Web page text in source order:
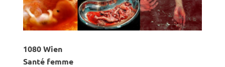
1080 Wien
Santé femme